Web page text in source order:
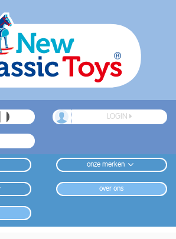
LOGIN
onze merken
over ons